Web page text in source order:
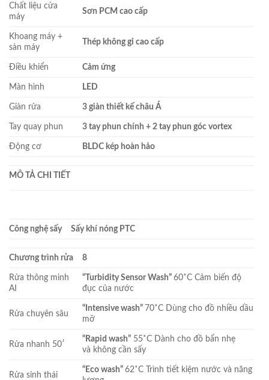
Chất liệu cửa
máy
Sơn PCM cao cấp
Khoang máy +
sàn máy
Thép không gỉ cao cấp
Điều khiển Cảm ứng
Màn hình LED
Giàn rửa 3 giàn thiết kế châu Á
Tay quay phun 3 tay phun chính + 2 tay phun góc vortex
Động cơ BLDC kép hoàn hảo
MÔ TẢ CHI TIẾT
Công nghệ sấy Sấy khí nóng PTC
Chương trình rửa 8
Rửa thông minh
AI
“Turbidity Sensor Wash”60˚C Cảm biến độ
đục của nước
Rửa chuyên sâu
“Intensive wash”70˚C Dùng cho đồ nhiều dầu
mỡ
Rửa nhanh 50′
“Rapid wash” 55˚C Dành cho đồ bẩn nhẹ
và không cần sấy
Rửa sinh thái
“Eco wash”62˚C Trình tiết kiệm nước và năng